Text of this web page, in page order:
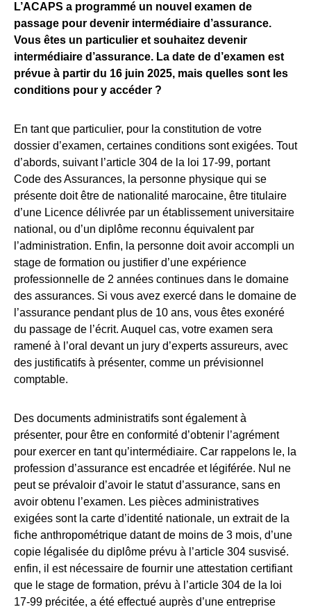
L’ACAPS a programmé un nouvel examen de
passage pour devenir intermédiaire d’assurance.
Vous êtes un particulier et souhaitez devenir
intermédiaire d’assurance. La date de d’examen est
prévue à partir du 16 juin 2025, mais quelles sont les
conditions pour y accéder ?
En tant que particulier, pour la constitution de votre
dossier d’examen, certaines conditions sont exigées. Tout
d’abords, suivant l’article 304 de la loi 17-99, portant
Code des Assurances, la personne physique qui se
présente doit être de nationalité marocaine, être titulaire
d’une Licence délivrée par un établissement universitaire
national, ou d’un diplôme reconnu équivalent par
l’administration. Enfin, la personne doit avoir accompli un
stage de formation ou justifier d’une expérience
professionnelle de 2 années continues dans le domaine
des assurances. Si vous avez exercé dans le domaine de
l’assurance pendant plus de 10 ans, vous êtes exonéré
du passage de l’écrit. Auquel cas, votre examen sera
ramené à l’oral devant un jury d’experts assureurs, avec
des justificatifs à présenter, comme un prévisionnel
comptable.
Des documents administratifs sont également à
présenter, pour être en conformité d’obtenir l’agrément
pour exercer en tant qu’intermédiaire. Car rappelons le, la
profession d’assurance est encadrée et légiférée. Nul ne
peut se prévaloir d’avoir le statut d’assurance, sans en
avoir obtenu l’examen. Les pièces administratives
exigées sont la carte d’identité nationale, un extrait de la
fiche anthropométrique datant de moins de 3 mois, d’une
copie légalisée du diplôme prévu à l’article 304 susvisé.
enfin, il est nécessaire de fournir une attestation certifiant
que le stage de formation, prévu à l’article 304 de la loi
17-99 précitée, a été effectué auprès d’une entreprise